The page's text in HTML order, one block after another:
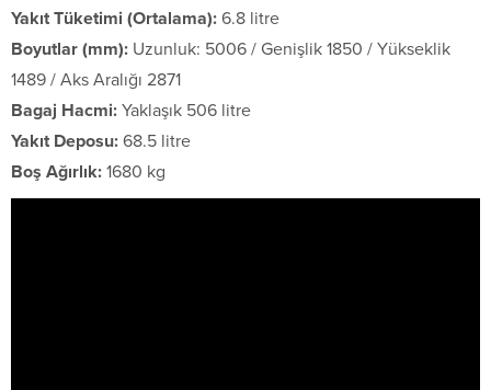
Yakıt Tüketimi (Ortalama): 6.8 litre
Boyutlar (mm): Uzunluk: 5006 / Genişlik 1850 / Yükseklik
1489 / Aks Aralığı 2871
Bagaj Hacmi: Yaklaşık 506 litre
Yakıt Deposu: 68.5 litre
Boş Ağırlık: 1680 kg